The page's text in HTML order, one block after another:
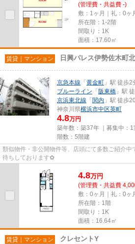
(管理費・共益費 -)
敷：1ヶ月｜礼：0ヶ
所在階：1-2階
間取り：1K
面積：17.60㎡
賃貸｜マンション 日興パレス伊勢佐木町
京急本線 「 黄金町 」駅 徒歩2
ブルーライン 「 阪東橋 」駅
京浜東北線 「 関内 」駅 徒歩
神奈川県横浜市中区英町
4.8万円
築年数：築37年 ｜募集中： 1
階数：5階建
類似物件・非公開物件等、店頭にて多数ご紹介
待ちしております✿
4.8万円
(管理費・共益費
敷：0ヶ月｜礼：0ヶ
所在階：1階
間取り：1K
面積：16.64㎡
賃貸｜マンション クレセントY